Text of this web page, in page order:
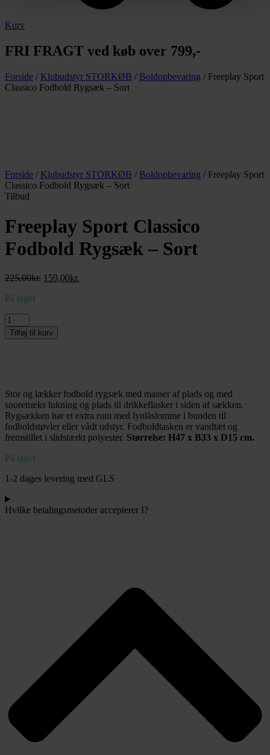
Kurv
FRI FRAGT ved køb over 799,-
Forside / Klubudstyr STORKØB / Boldopbevaring / Freeplay Sport
Classico Fodbold Rygsæk – Sort
Forside / Klubudstyr STORKØB / Boldopbevaring / Freeplay Sport
Classico Fodbold Rygsæk – Sort
Tilbud
Freeplay Sport Classico
Fodbold Rygsæk – Sort
225,00kr. Den
159,00kr.
På lager
Freeplay
Sport
Classico
antal
Tilføj til kurv
Stor og lækker fodbold rygsæk med masser af plads og med
snoretræks lukning og plads til drikkeflasker i siden af sækken.
Rygsækken har et extra rum med lynlåslomme i bunden til
fodboldstøvler eller vådt udstyr. Fodboldtasken er vandtæt og
fremstillet i slidstærkt polyester. Størrelse: H47 x B33 x D15 cm.
På lager
1-2 dages levering med GLS
Hvilke betalingsmetoder accepterer I?